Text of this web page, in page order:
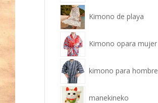
Kimono de playa
Kimono opara mujer
kimono para hombre
manekineko